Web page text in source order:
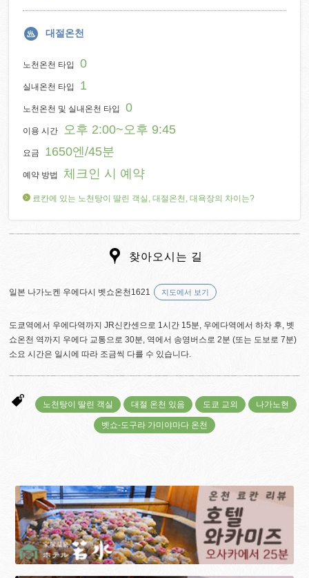
대절온천
노천온천 타입 0
실내온천 타입 1
노천온천 및 실내온천 타입 0
이용 시간 오후 2:00~오후 9:45
요금 1650엔/45분
예약 방법 체크인 시 예약
료칸에 있는 노천탕이 딸린 객실, 대절온천, 대욕장의 차이는?
찾아오시는 길
일본 나가노켄 우에다시 벳쇼온천1621 지도에서 보기
도쿄역에서 우에다역까지 JR신칸센으로 1시간 15분, 우에다역에서 하차 후, 벳
쇼온천 역까지 우에다 교통으로 30분, 역에서 송영버스로 2분 (또는 도보로 7분)
소요 시간은 일시에 따라 조금씩 다를 수 있습니다.
노천탕이 딸린 객실 대절 온천 있음 도쿄 교외 나가노현
벳쇼-도구라 가미야마다 온천